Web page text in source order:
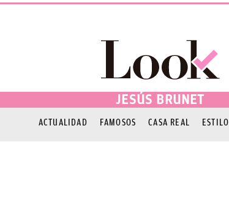
JESÚS BRUNET
ACTUALIDAD FAMOSOS CASA REAL ESTILO